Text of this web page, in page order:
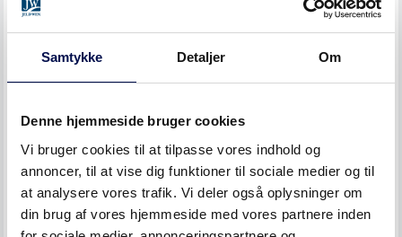
Samtykke Detaljer Om
Denne hjemmeside bruger cookies
Vi bruger cookies til at tilpasse vores indhold og
annoncer, til at vise dig funktioner til sociale medier og til
at analysere vores trafik. Vi deler også oplysninger om
din brug af vores hjemmeside med vores partnere inden
biodiversitet, sundhed og vækst, vedligeholdelse og
rekonstruktion. PEFC arbejder som en paraplyorganisation
ved at tilslutte sig nationale
skovdriftscertificeringssystemer, som er tilpasset lokale
HVAD ER FSC?
FSC, eller Forest Stewardship Council™, er et globalt
certificeringssystem etableret for skove og træprodukter.